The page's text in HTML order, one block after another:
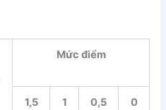
Mức điểm
1,5 1 0,5 0